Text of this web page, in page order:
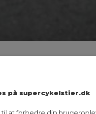
følge
på supercykelstier.dk
at forbedre din